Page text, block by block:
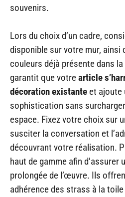
souvenirs.
Lors du choix d’un cadre,
disponible sur votre mur, ainsi
couleurs déjà présente dans
garantit que votrearticle
décoration existante et ajoute
sophistication sans
espace. Fixez votre choix sur
susciter la conversation et
découvrant votre réalisation.
haut de gamme afin d’assurer
prolongée de l’œuvre. Ils
adhérence des strass à la